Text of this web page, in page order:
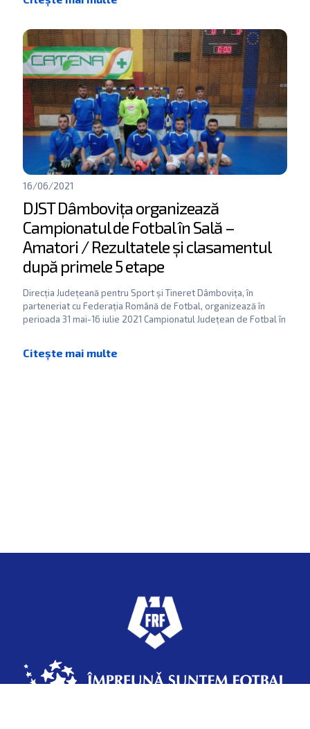
16/06/2021
DJST Dâmbovița organizează
Campionatul de Fotbal în Sală –
Amatori / Rezultatele și clasamentul
după primele 5 etape
Direcția Județeană pentru Sport și Tineret Dâmbovița, în
parteneriat cu Federația Română de Fotbal, organizează în
perioada 31 mai-16 iulie 2021 Campionatul Județean de Fotbal în